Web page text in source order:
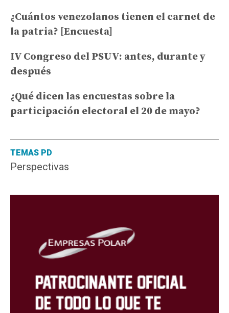
TEMAS PD
Perspectivas
¿Cuántos venezolanos tienen el carnet de
la patria? [Encuesta]
IV Congreso del PSUV: antes, durante y
después
¿Qué dicen las encuestas sobre la
participación electoral el 20 de mayo?